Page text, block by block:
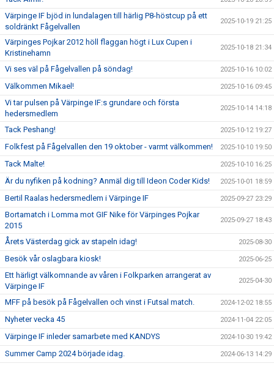
Värpinge IF bjöd in lundalagen till härlig P8-höstcup på ett
soldränkt Fågelvallen
2025-10-19 21:25
Värpinges Pojkar 2012 höll flaggan högt i Lux Cupen i
Kristinehamn
2025-10-18 21:34
Vi ses väl på Fågelvallen på söndag! 2025-10-16 10:02
Välkommen Mikael! 2025-10-16 09:45
Vi tar pulsen på Värpinge IF:s grundare och första
hedersmedlem
2025-10-14 14:18
Tack Peshang! 2025-10-12 19:27
Folkfest på Fågelvallen den 19 oktober - varmt välkommen! 2025-10-10 19:50
Tack Malte! 2025-10-10 16:25
Är du nyfiken på kodning? Anmäl dig till Ideon Coder Kids! 2025-10-01 18:59
Bertil Raalas hedersmedlem i Värpinge IF 2025-09-27 23:29
Bortamatch i Lomma mot GIF Nike för Värpinges Pojkar
2015
2025-09-27 18:43
Årets Västerdag gick av stapeln idag! 2025-08-30
Besök vår oslagbara kiosk! 2025-06-25
Ett härligt välkomnande av våren i Folkparken arrangerat av
Värpinge IF
2025-04-30
MFF på besök på Fågelvallen och vinst i Futsal match. 2024-12-02 18:55
Nyheter vecka 45 2024-11-04 22:05
Värpinge IF inleder samarbete med KANDYS 2024-10-30 19:42
Summer Camp 2024 började idag. 2024-06-13 14:29